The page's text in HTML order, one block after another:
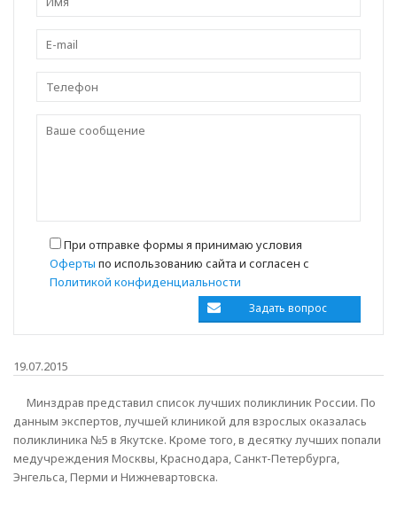
При отправке формы я принимаю условия
Оферты по использованию сайта и согласен с
Политикой конфиденциальности
19.07.2015
Минздрав представил список лучших поликлиник России. По
данным экспертов, лучшей клиникой для взрослых оказалась
поликлиника №5 в Якутске. Кроме того, в десятку лучших попали
медучреждения Москвы, Краснодара, Санкт-Петербурга,
Энгельса, Перми и Нижневартовска.